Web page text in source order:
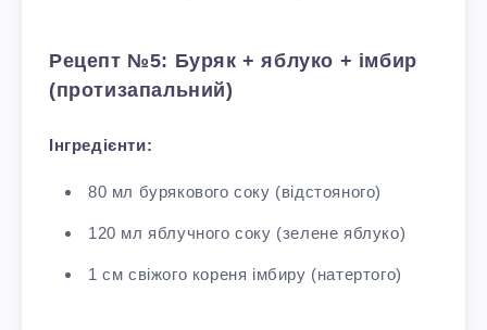
Рецепт №5: Буряк + яблуко + імбир
(протизапальний)
Інгредієнти:
80 мл бурякового соку (відстояного)
120 мл яблучного соку (зелене яблуко)
1 см свіжого кореня імбиру (натертого)